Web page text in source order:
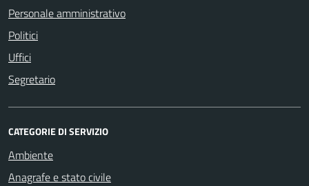
Personale amministrativo
Politici
Uffici
Segretario
CATEGORIE DI SERVIZIO
Ambiente
Anagrafe e stato civile